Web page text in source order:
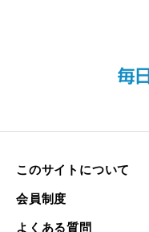
このサイトについて
会員制度
よくある質問